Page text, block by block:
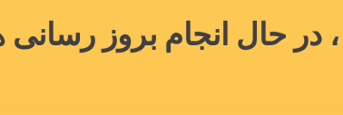
حال انجام بروز رسانی